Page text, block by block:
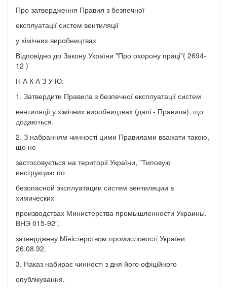
Про затвердження Правил з безпечної
експлуатації систем вентиляції
у хімічних виробництвах
Відповідно до Закону України "Про охорону праці"( 2694-
12 )
Н А К А З У Ю:
1. Затвердити Правила з безпечної експлуатації систем
вентиляції у хімічних виробництвах (далі - Правила), що
додаються.
2. З набранням чинності цими Правилами вважати такою,
що не
застосовується на території України, "Типовую
инструкцию по
безопасной эксплуатации систем вентиляции в
химических
производствах Министерства промышленности Украины.
ВНЭ 015-92",
затверджену Міністерством промисловості України
26.08.92.
3. Наказ набирає чинності з дня його офіційного
опублікування.